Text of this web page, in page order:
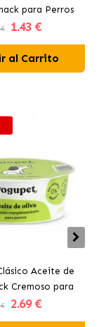
para Perros
€ 1.43 €
al Carrito
Aceite de
Cremoso para
Perros
€ 2.69 €